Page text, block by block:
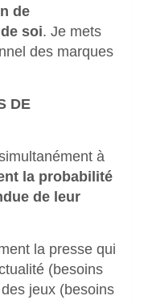
de
soi. Je mets
des marques
DE
à
la probabilité
de leur
la presse qui
(besoins
jeux (besoins